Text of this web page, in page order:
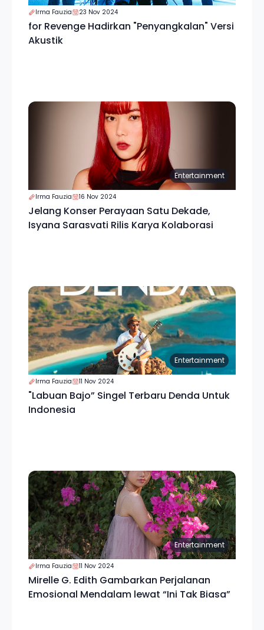
Irma Fauzia 23 Nov 2024
for Revenge Hadirkan "Penyangkalan" Versi
Akustik
Entertainment
Irma Fauzia 16 Nov 2024
Jelang Konser Perayaan Satu Dekade,
Isyana Sarasvati Rilis Karya Kolaborasi
Entertainment
Irma Fauzia 11 Nov 2024
"Labuan Bajo” Singel Terbaru Denda Untuk
Indonesia
Entertainment
Irma Fauzia 11 Nov 2024
Mirelle G. Edith Gambarkan Perjalanan
Emosional Mendalam lewat “Ini Tak Biasa”